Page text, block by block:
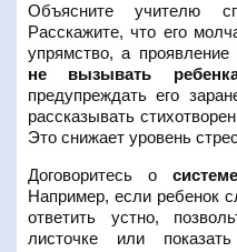
Объясните учителю
Расскажите, что его
упрямство, а проявление
не вызывать
предупреждать его
рассказывать
Это снижает уровень
Договоритесь о
Например, если ребенок
ответить устно,
листочке или